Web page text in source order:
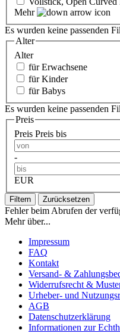
Mehr
Es wurden keine passenden
Alter
Alter
für Erwachsene
für Kinder
für Babys
Es wurden keine passenden
Preis
Preis Preis bis
-
EUR
Filtern Zurücksetzen
Fehler beim Abrufen der
Mehr über...
Impressum
FAQ
Kontakt
Versand- &
Widerrufsrecht &
Urheber- und
AGB
Datenschutzerklärung
Informationen zur